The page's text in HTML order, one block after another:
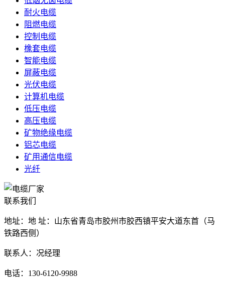
耐火电缆
阻燃电缆
控制电缆
橡套电缆
智能电缆
屏蔽电缆
光伏电缆
计算机电缆
低压电缆
高压电缆
矿物绝缘电缆
铝芯电缆
矿用通信电缆
光纤
联系我们
地址：地 址：山东省青岛市胶州市胶西镇平安大道东首（马
铁路西侧）
联系人：况经理
电话：130-6120-9988